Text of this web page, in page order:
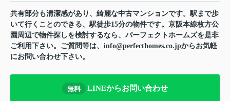
共有部分も清潔感があり、綺麗な中古マンションです。駅まで歩
いて行くことのできる、駅徒歩15分の物件です。京阪本線枚方公
園周辺で物件探しを検討するなら、パーフェクトホームズを是非
ご利用下さい。ご質問等は、info@perfecthomes.co.jpからお気軽
にお問い合わせ下さい。
無料 LINEからお問い合わせ